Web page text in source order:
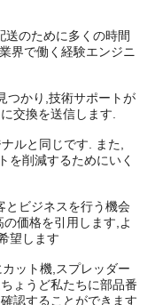
送のために多くの時間
界で働く経験エンジニ
つかり,技術サポートが
交換を送信します.
ルと同じです. また,
を削減するためにいく
とビジネスを行う機会
価格を引用します,よ
望します
ット機,スプレッダー
ょうど私たちに部品番
認することができます